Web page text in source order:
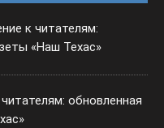
к читателям:
«Наш Техас»
обновленная